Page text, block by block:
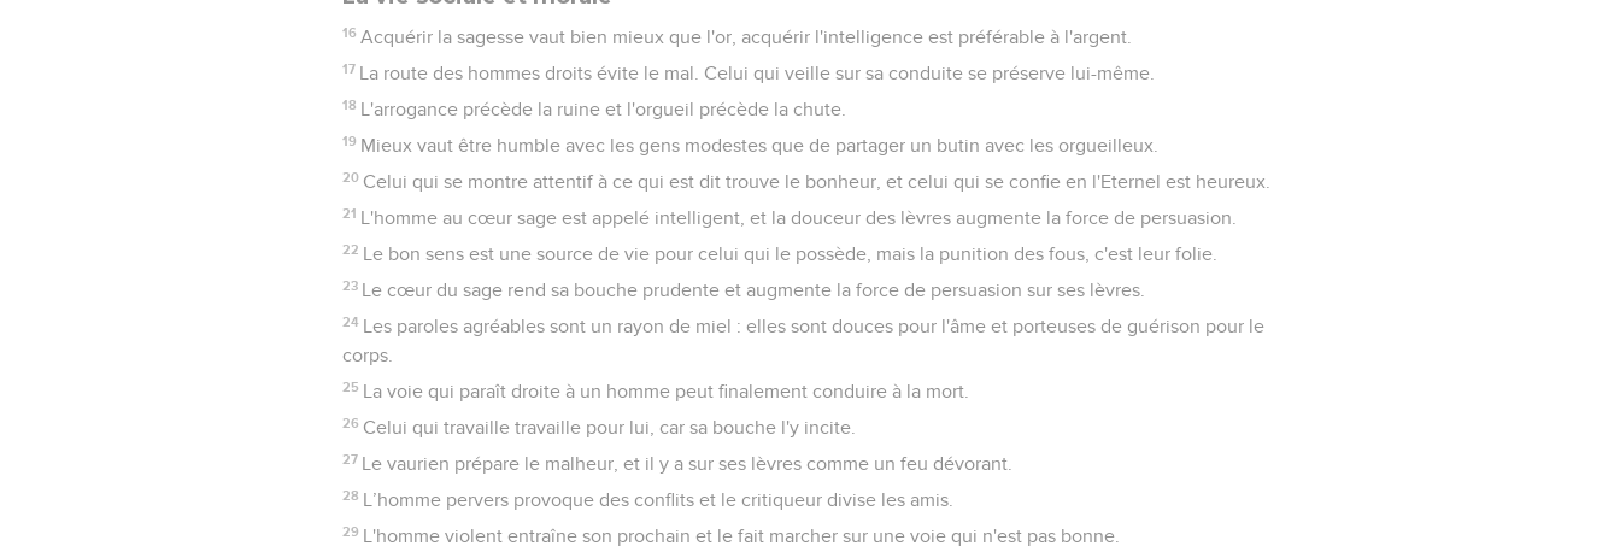
16 Acquérir la sagesse vaut bien mieux que l'or, acquérir l'intelligence est préférable à l'argent.
17 La route des hommes droits évite le mal. Celui qui veille sur sa conduite se préserve lui-même.
18 L'arrogance précède la ruine et l'orgueil précède la chute.
19 Mieux vaut être humble avec les gens modestes que de partager un butin avec les orgueilleux.
20 Celui qui se montre attentif à ce qui est dit trouve le bonheur, et celui qui se confie en l'Eternel est heureux.
21 L'homme au cœur sage est appelé intelligent, et la douceur des lèvres augmente la force de persuasion.
22 Le bon sens est une source de vie pour celui qui le possède, mais la punition des fous, c'est leur folie.
23 Le cœur du sage rend sa bouche prudente et augmente la force de persuasion sur ses lèvres.
24 Les paroles agréables sont un rayon de miel : elles sont douces pour l'âme et porteuses de guérison pour le
corps.
25 La voie qui paraît droite à un homme peut finalement conduire à la mort.
26 Celui qui travaille travaille pour lui, car sa bouche l'y incite.
27 Le vaurien prépare le malheur, et il y a sur ses lèvres comme un feu dévorant.
28 L’homme pervers provoque des conflits et le critiqueur divise les amis.
29 L'homme violent entraîne son prochain et le fait marcher sur une voie qui n'est pas bonne.